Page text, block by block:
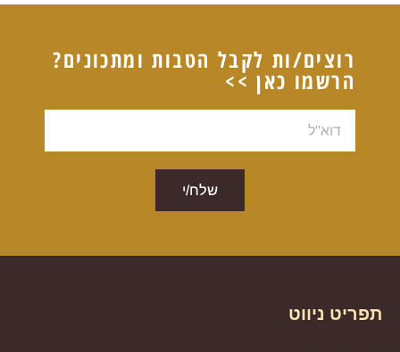
רוצים/ות לקבל הטבות ומתכונים?
הרשמו כאן >>
שלח/י
תפריט ניווט